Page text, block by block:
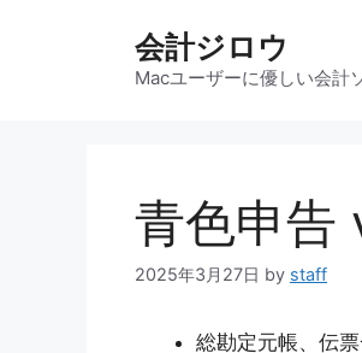
会計ジロウ
Macユーザーに優しい会計
青色申告
2025年3月27日 by staff
総勘定元帳、伝